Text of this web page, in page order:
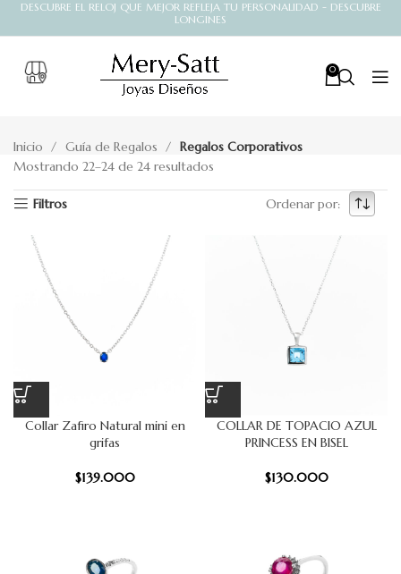
DESCUBRE EL RELOJ QUE MEJOR REFLEJA TU PERSONALIDAD - DESCUBRE
LONGINES
0
Inicio Guía de Regalos
Regalos Corporativos
Mostrando 22–24 de 24 resultados
Filtros Ordenar por:
Collar Zafiro Natural mini en
grifas
$139.000
COLLAR DE TOPACIO AZUL
PRINCESS EN BISEL
$130.000